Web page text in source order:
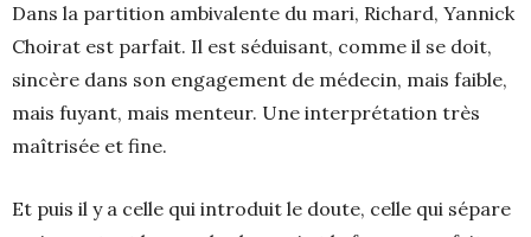
Dans la partition ambivalente du mari, Richard, Yannick
Choirat est parfait. Il est séduisant, comme il se doit,
sincère dans son engagement de médecin, mais faible,
mais fuyant, mais menteur. Une interprétation très
maîtrisée et fine.
Et puis il y a celle qui introduit le doute, celle qui sépare